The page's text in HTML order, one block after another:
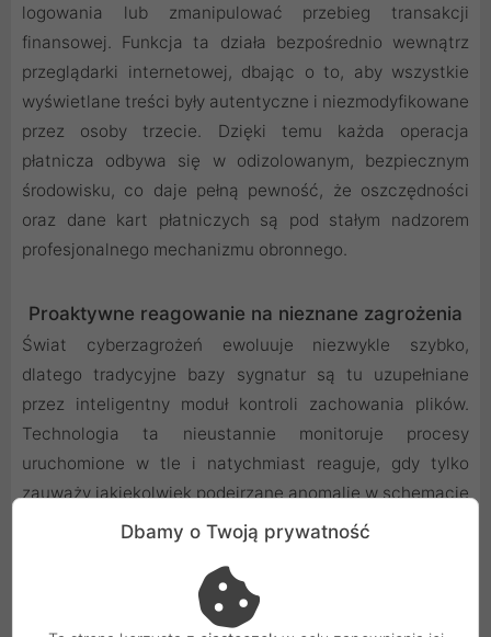
logowania lub zmanipulować przebieg transakcji
finansowej. Funkcja ta działa bezpośrednio wewnątrz
przeglądarki internetowej, dbając o to, aby wszystkie
wyświetlane treści były autentyczne i niezmodyfikowane
przez osoby trzecie. Dzięki temu każda operacja
płatnicza odbywa się w odizolowanym, bezpiecznym
środowisku, co daje pełną pewność, że oszczędności
oraz dane kart płatniczych są pod stałym nadzorem
profesjonalnego mechanizmu obronnego.
Proaktywne reagowanie na nieznane zagrożenia
Świat cyberzagrożeń ewoluuje niezwykle szybko,
dlatego tradycyjne bazy sygnatur są tu uzupełniane
przez inteligentny moduł kontroli zachowania plików.
Technologia ta nieustannie monitoruje procesy
uruchomione w tle i natychmiast reaguje, gdy tylko
zauważy jakiekolwiek podejrzane anomalie w schemacie
działania aplikacji. Jeśli dany program zaczyna
kategorii, system blokuje go jeszcze zanim zdoła on
wyrządzić jakiekolwiek realne szkody w strukturze
Dbamy o Twoją prywatność